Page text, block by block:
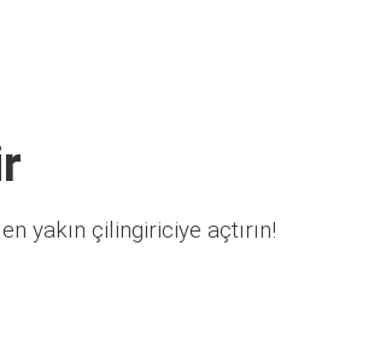
yakın çilingiriciye açtırın!